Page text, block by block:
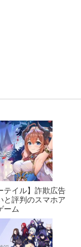
テイル】詐欺広告
と評判のスマホア
ーム